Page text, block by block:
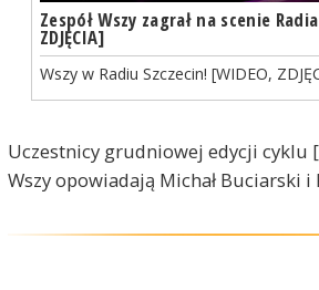
Zespół Wszy zagrał na scenie
ZDJĘCIA]
Wszy w Radiu Szczecin! [WIDEO,
Uczestnicy grudniowej edycji cyklu
Wszy opowiadają Michał Buciarski